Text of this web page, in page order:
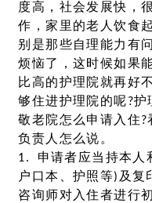
度高，社会发展快，
作，家里的老人饮食
别是那些自理能力有
烦恼了，这时候如果
比高的护理院就再好
够住进护理院的呢?
敬老院怎么申请入住?
负责人怎么说。
1. 申请者应当持本人
户口本、护照等)及复
咨询师对入住者进行